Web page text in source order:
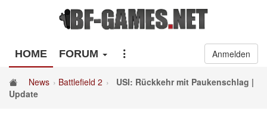
HOME FORUM Anmelden
News Battlefield 2
USI: Rückkehr mit Paukenschlag |
Update